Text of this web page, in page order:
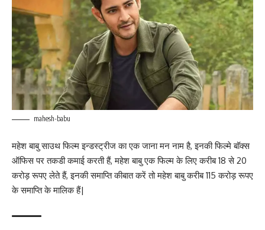
mahesh-babu
महेश बाबु साउथ फिल्म इन्डस्ट्रीज का एक जाना मन नाम है, इनकी फिल्मे बॉक्स
ऑफिस पर तकडी कमाई करती हैं, महेश बाबु एक फिल्म के लिए करीब 18 से 20
करोड़ रूपए लेते हैं, इनकी समाप्ति कीबात करें तो महेश बाबु करीब 115 करोड़ रूपए
के समाप्ति के मालिक हैं|